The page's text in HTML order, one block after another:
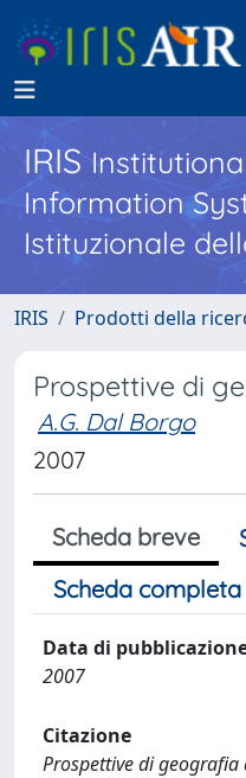
IRIS
Information
Istituzionale
IRIS Prodotti della
Prospettive di
A.G. Dal Borgo
2007
Scheda breve
Scheda completa
Data di
2007
Citazione
Prospettive di